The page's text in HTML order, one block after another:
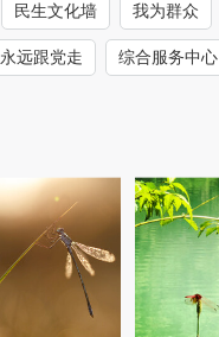
民生文化墙 我为群众
永远跟党走 综合服务中心